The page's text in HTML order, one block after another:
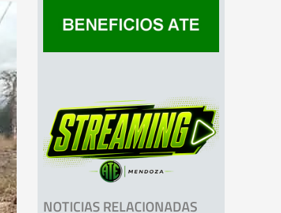
NOTICIAS RELACIONADAS